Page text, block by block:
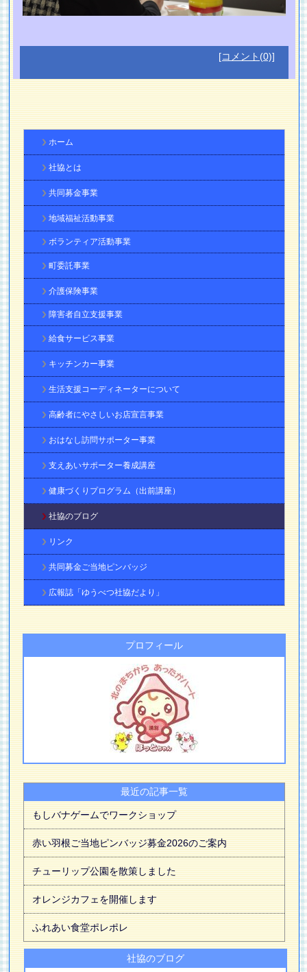
[コメント(0)]
ホーム
社協とは
共同募金事業
地域福祉活動事業
ボランティア活動事業
町委託事業
介護保険事業
障害者自立支援事業
給食サービス事業
キッチンカー事業
生活支援コーディネーターについて
高齢者にやさしいお店宣言事業
おはなし訪問サポーター事業
支えあいサポーター養成講座
健康づくりプログラム（出前講座）
社協のブログ
リンク
共同募金ご当地ピンバッジ
広報誌「ゆうべつ社協だより」
プロフィール
最近の記事一覧
もしバナゲームでワークショップ
赤い羽根ご当地ピンバッジ募金2026のご案内
チューリップ公園を散策しました
オレンジカフェを開催します
ふれあい食堂ポレポレ
社協のブログ